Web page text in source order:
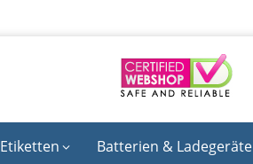
Batterien & Ladegeräte